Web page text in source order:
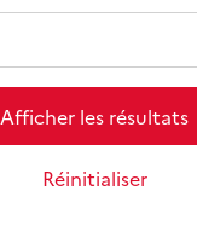
Afficher les résultats
Réinitialiser